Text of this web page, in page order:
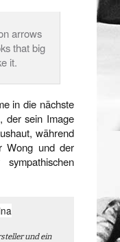
arrows
that big
it.
in die nächste
der sein Image
während
Wong und der
und ein